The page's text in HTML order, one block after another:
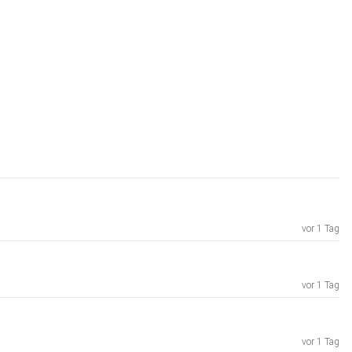
vor 1 Tag
vor 1 Tag
vor 1 Tag